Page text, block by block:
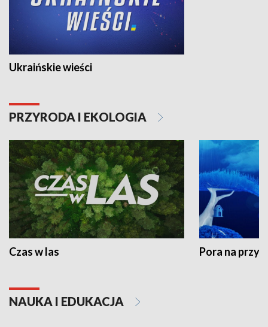
Ukraińskie wieści
PRZYRODA I EKOLOGIA
Czas w las Pora na
NAUKA I EDUKACJA